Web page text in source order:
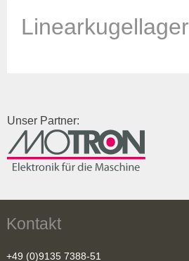
Linearkugellager
Unser Partner:
Kontakt
+49 (0)9135 7388-51